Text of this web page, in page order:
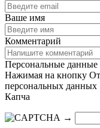
Ваше имя
Комментарий
Персональные данные
Нажимая на кнопку
персональных данных
Капча
→